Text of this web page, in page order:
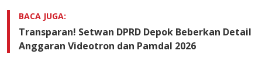
BACA JUGA:
Transparan! Setwan DPRD Depok Beberkan Detail
Anggaran Videotron dan Pamdal 2026